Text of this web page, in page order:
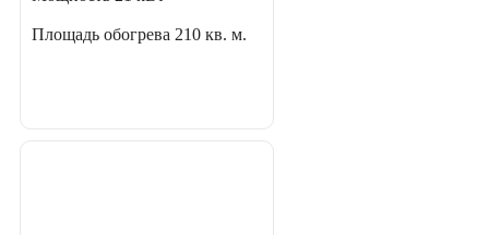
Площадь обогрева 210 кв. м.